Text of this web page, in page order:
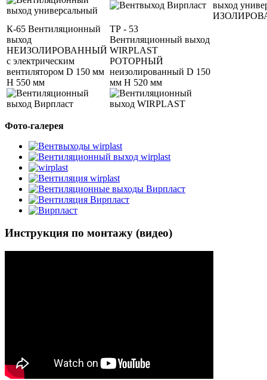
К-65 Вентиляционный
выход
НЕИЗОЛИРОВАННЫЙ
с электрическим
вентилятором D 150 мм
H 550 мм
ТР - 53
Вентиляционный выход
WIRPLAST
РОТОРНЫЙ
неизолированный D 150
мм Н 520 мм
Фото-галерея
Инструкция по монтажу (видео)